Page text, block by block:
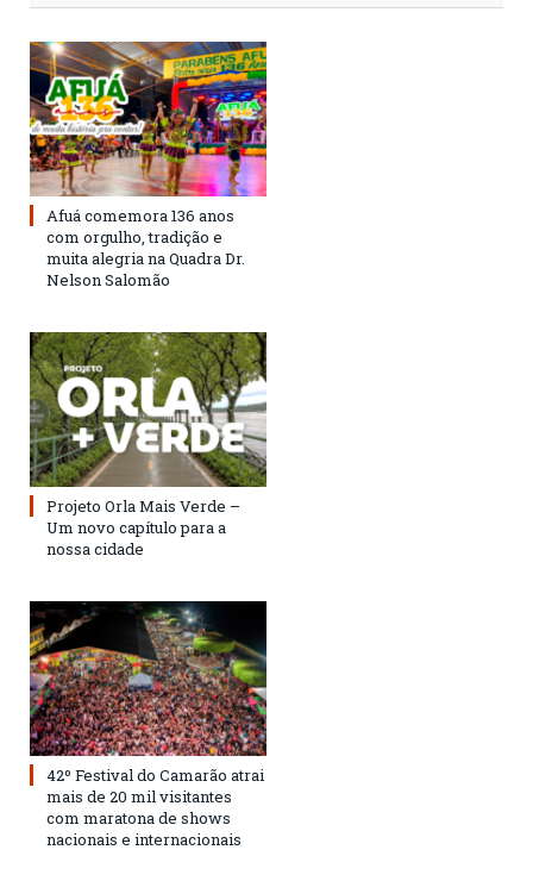
Afuá comemora 136 anos
com orgulho, tradição e
muita alegria na Quadra Dr.
Nelson Salomão
Projeto Orla Mais Verde –
Um novo capítulo para a
nossa cidade
42º Festival do Camarão atrai
mais de 20 mil visitantes
com maratona de shows
nacionais e internacionais